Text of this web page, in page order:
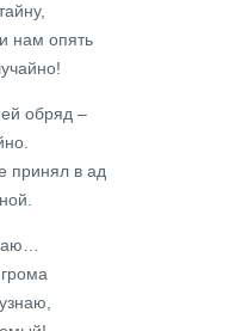
нам опять
обряд –
принял в ад